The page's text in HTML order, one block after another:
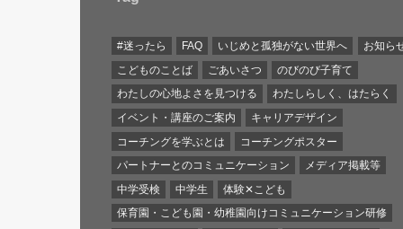
#迷ったら FAQ いじめと孤独がない世界へ
お知ら
こどものことば
ごあいさつ
のびのび子育て
わたしの心地よさを見つける
わたしらしく、はたらく
イベント・講座のご案内
キャリアデザイン
コーチングを学ぶとは
コーチングポスター
パートナーとのコミュニケーション
メディア掲載等
中学受検
中学生
体験✕こども
保育園・こども園・幼稚園向けコミュニケーション研修